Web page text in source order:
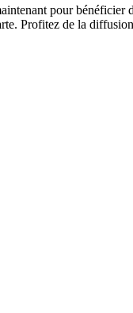
pour
Profitez de la